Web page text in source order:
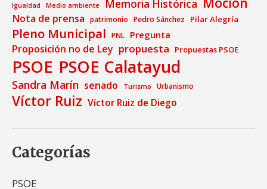
Igualdad Medio ambiente Memoria Histórica
Nota de prensa patrimonio Pedro Sánchez Pilar Alegría
Pleno Municipal PNL Pregunta
Proposición no de Ley propuesta Propuestas PSOE
PSOE PSOE Calatayud
Sandra Marín senado Turismo Urbanismo
Víctor Ruiz Víctor Ruiz de Diego
Categorías
PSOE